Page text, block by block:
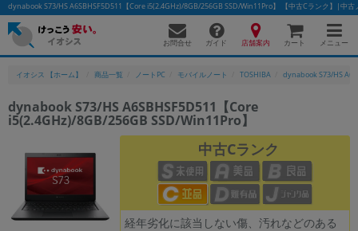
dynabook S73/HS A6SBHSF5D511【Core i5(2.4GHz)/8GB/256GB SSD/Win11Pro】 【中古Cランク】|中古
お問合せ ガイド 店舗案内 カート メニュー
イオシス 【ホーム】 商品一覧 ノートPC モバイルノート TOSHIBA dynabook S73/HS
dynabook S73/HS A6SBHSF5D511【Core
i5(2.4GHz)/8GB/256GB SSD/Win11Pro】
中古Cランク
経年劣化に該当しない傷、汚れなどのある